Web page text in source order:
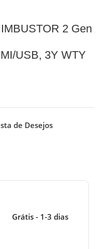
2 Gen
USB, 3Y WTY
de Desejos
Grátis - 1-3 dias